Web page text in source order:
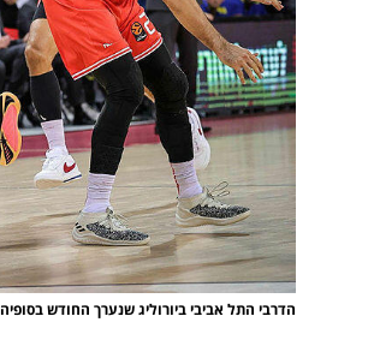
הדרבי התל אביבי ביורוליג שנערך החודש בסופיה